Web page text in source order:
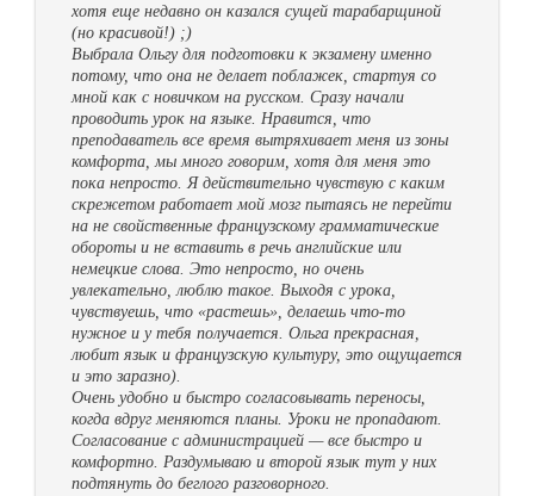
хотя еще недавно он казался сущей тарабарщиной
(но красивой!) ;)
Выбрала Ольгу для подготовки к экзамену именно
потому, что она не делает поблажек, стартуя со
мной как с новичком на русском. Сразу начали
проводить урок на языке. Нравится, что
преподаватель все время вытряхивает меня из зоны
комфорта, мы много говорим, хотя для меня это
пока непросто. Я действительно чувствую с каким
скрежетом работает мой мозг пытаясь не перейти
на не свойственные французскому грамматические
обороты и не вставить в речь английские или
немецкие слова. Это непросто, но очень
увлекательно, люблю такое. Выходя с урока,
чувствуешь, что «растешь», делаешь что-то
нужное и у тебя получается. Ольга прекрасная,
любит язык и французскую культуру, это ощущается
и это заразно).
Очень удобно и быстро согласовывать переносы,
когда вдруг меняются планы. Уроки не пропадают.
Согласование с администрацией — все быстро и
комфортно. Раздумываю и второй язык тут у них
подтянуть до беглого разговорного.